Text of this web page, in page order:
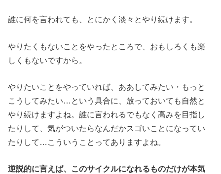
誰に何を言われても、とにかく淡々とやり続けます。
やりたくもないことをやったところで、おもしろくも楽
しくもないですから。
やりたいことをやっていれば、ああしてみたい・もっと
こうしてみたい…という具合に、放っておいても自然と
やり続けますよね。誰に言われるでもなく高みを目指し
たりして、気がついたらなんだかスゴいことになってい
たりして…こういうことってありますよね。
逆説的に言えば、このサイクルになれるものだけが本気